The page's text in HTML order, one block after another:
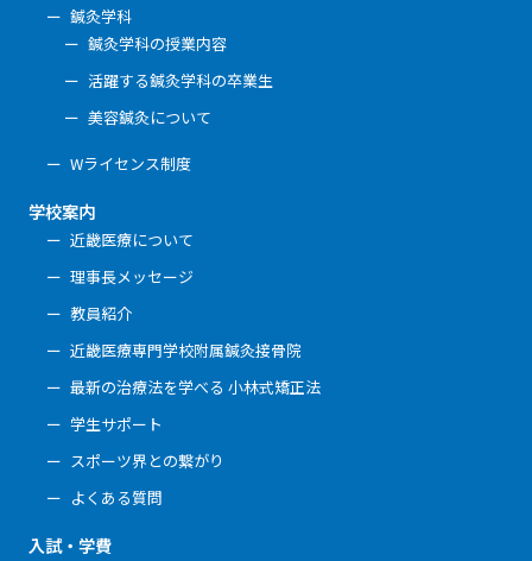
鍼灸学科
鍼灸学科の授業内容
活躍する鍼灸学科の卒業生
美容鍼灸について
Wライセンス制度
学校案内
近畿医療について
理事長メッセージ
教員紹介
近畿医療専門学校附属鍼灸接骨院
最新の治療法を学べる 小林式矯正法
学生サポート
スポーツ界との繋がり
よくある質問
入試・学費